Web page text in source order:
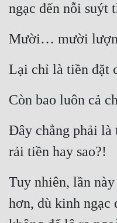
Học Đường
Kinh Dị
Kiếm Hiệp
Kỳ Huyễn
Kỳ Ảo
Lịch Sử
ngạc đến nỗi suýt
Mười… mười
Lại chỉ là tiền đặt
Còn bao luôn cả
Đây chẳng phải là
rải tiền hay sao?!
Tuy nhiên, lần
hơn, dù kinh ngạc